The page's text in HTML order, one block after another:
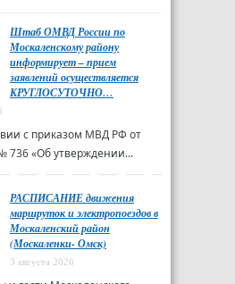
Штаб ОМВД России по
Москаленскому району
информирует – прием
заявлений осуществляется
КРУГЛОСУТОЧНО…
с приказом МВД РФ от
736 «Об утверждении...
РАСПИСАНИЕ движения
маршруток и электропоездов в
Москаленский район
(Москаленки- Омск)
3 августа 2026